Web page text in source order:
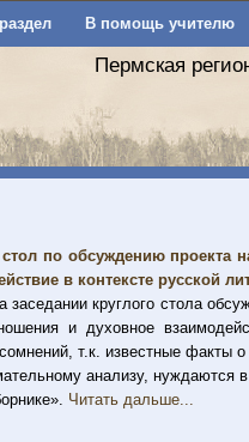
В помощь учителю
Пермская
по обсуждению проекта
в контексте русской
заседании круглого стола
и духовное
т.к. известные факты
анализу,
Читать дальше...